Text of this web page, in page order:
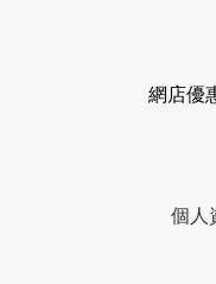
網店優
個人